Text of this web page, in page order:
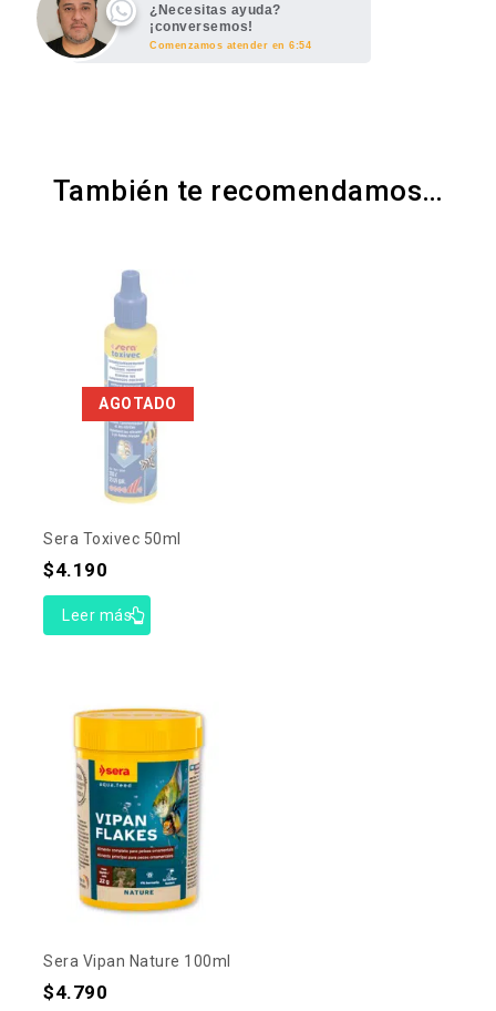
¿Necesitas ayuda?
¡conversemos!
Comenzamos atender en 6:54
También te recomendamos…
AGOTADO
Sera Toxivec 50ml
$4.190
Leer más
Sera Vipan Nature 100ml
$4.790